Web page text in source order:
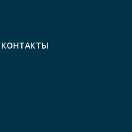
КОНТАКТЫ